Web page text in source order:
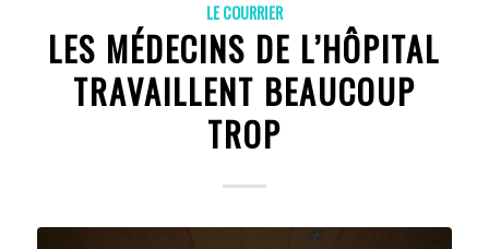
LE COURRIER
LES MÉDECINS DE L’HÔPITAL
TRAVAILLENT BEAUCOUP
TROP